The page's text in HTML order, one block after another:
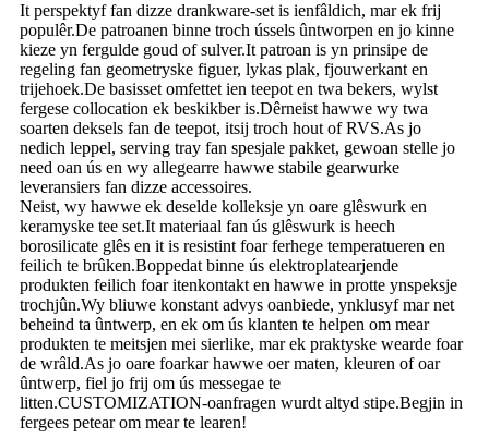
It perspektyf fan dizze drankware-set is ienfâldich, mar ek frij
populêr.De patroanen binne troch ússels ûntworpen en jo kinne
kieze yn fergulde goud of sulver.It patroan is yn prinsipe de
regeling fan geometryske figuer, lykas plak, fjouwerkant en
trijehoek.De basisset omfettet ien teepot en twa bekers, wylst
fergese collocation ek beskikber is.Dêrneist hawwe wy twa
soarten deksels fan de teepot, itsij troch hout of RVS.As jo ​​
nedich leppel, serving tray fan spesjale pakket, gewoan stelle jo
need oan ús en wy allegearre hawwe stabile gearwurke
leveransiers fan dizze accessoires.
Neist, wy hawwe ek deselde kolleksje yn oare glêswurk en
keramyske tee set.It materiaal fan ús glêswurk is heech
borosilicate glês en it is resistint foar ferhege temperatueren en
feilich te brûken.Boppedat binne ús elektroplatearjende
produkten feilich foar itenkontakt en hawwe in protte ynspeksje
trochjûn.Wy bliuwe konstant advys oanbiede, ynklusyf mar net
beheind ta ûntwerp, en ek om ús klanten te helpen om mear
produkten te meitsjen mei sierlike, mar ek praktyske wearde foar
de wrâld.As jo ​​​​oare foarkar hawwe oer maten, kleuren of oar
ûntwerp, fiel jo frij om ús messegae te
litten.CUSTOMIZATION-oanfragen wurdt altyd stipe.Begjin in
fergees petear om mear te learen!